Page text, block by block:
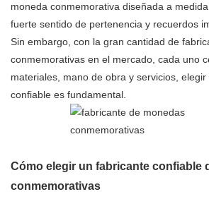
moneda conmemorativa diseñada a
fuerte sentido de pertenencia y recuerdos
Sin embargo, con la gran cantidad de
conmemorativas en el mercado, cada uno
materiales, mano de obra y servicios,
confiable es fundamental.
Cómo elegir un fabricante confiable
conmemorativas